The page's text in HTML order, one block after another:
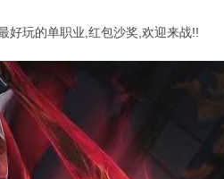
玩的单职业,红包沙奖,欢迎来战!!